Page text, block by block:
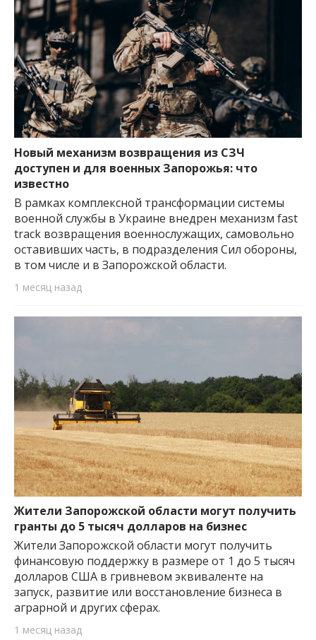
Новый механизм возвращения из СЗЧ
доступен и для военных Запорожья: что
известно
В рамках комплексной трансформации системы
военной службы в Украине внедрен механизм fast
track возвращения военнослужащих, самовольно
оставивших часть, в подразделения Сил обороны,
в том числе и в Запорожской области.
1 месяц назад
Жители Запорожской области могут получить
гранты до 5 тысяч долларов на бизнес
Жители Запорожской области могут получить
финансовую поддержку в размере от 1 до 5 тысяч
долларов США в гривневом эквиваленте на
запуск, развитие или восстановление бизнеса в
аграрной и других сферах.
1 месяц назад